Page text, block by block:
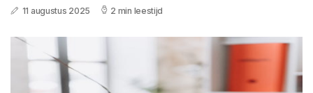
11 augustus 2025 2 min leestijd